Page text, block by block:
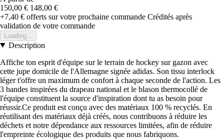
150,00 € 148,00 €
+7,40 € offerts sur votre prochaine commande Crédités après
validation de votre commande
Loading...
Description
Affiche ton esprit d'équipe sur le terrain de hockey sur gazon avec
cette jupe domicile de l'Allemagne signée adidas. Son tissu interlock
léger t'offre un maximum de confort à chaque seconde de l'action. Les
3 bandes inspirées du drapeau national et le blason thermocollé de
l'équipe constituent la source d'inspiration dont tu as besoin pour
réussir.Ce produit est conçu avec des matériaux 100 % recyclés. En
réutilisant des matériaux déjà créés, nous contribuons à réduire les
déchets et notre dépendance aux ressources limitées, afin de réduire
l'empreinte écologique des produits que nous fabriquons.